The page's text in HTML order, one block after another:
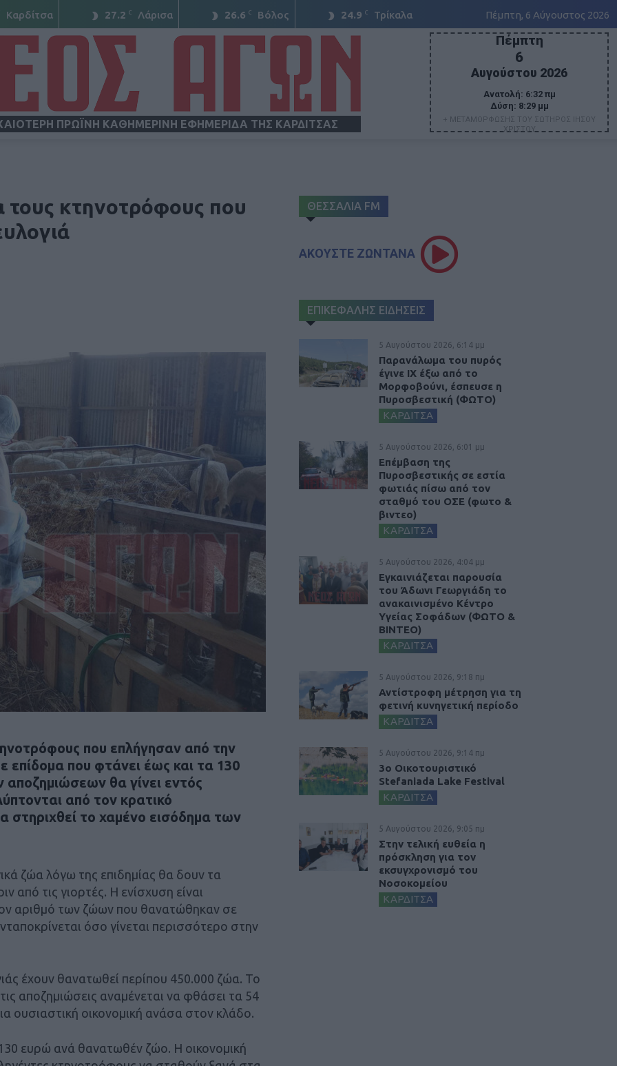
Καρδίτσα 27.2 C Λάρισα 26.6 C Βόλος 24.9 C Τρίκαλα Πέμπτη, 6 Αύγουστος 2026
ΠΡΩΪΝΗ ΚΑΘΗΜΕΡΙΝΗ ΕΦΗΜΕΡΙΔΑ ΤΗΣ ΚΑΡΔΙΤΣΑΣ
Πέμπτη
6
Αυγούστου 2026
Ανατολή: 6:32 πμ
Δύση: 8:29 μμ
+ ΜΕΤΑΜΟΡΦΩΣΗΣ ΤΟΥ ΣΩΤΗΡΟΣ ΙΗΣΟΥ
ΧΡΙΣΤΟΥ
τους κτηνοτρόφους που
που επλήγησαν από την
επίδομα που φτάνει έως και τα 130
θα γίνει εντός
από τον κρατικό
στηριχθεί το χαμένο εισόδημα των
ζώα λόγω της επιδημίας θα δουν τα
από τις γιορτές. Η ενίσχυση είναι
αριθμό των ζώων που θανατώθηκαν σε
όσο γίνεται περισσότερο στην
έχουν θανατωθεί περίπου 450.000 ζώα. Το
αποζημιώσεις αναμένεται να φθάσει τα 54
ουσιαστική οικονομική ανάσα στον κλάδο.
ευρώ ανά θανατωθέν ζώο. Η οικονομική
ΘΕΣΣΑΛΙΑ FM
ΑΚΟΥΣΤΕ ΖΩΝΤΑΝΑ
ΕΠΙΚΕΦΑΛΗΣ ΕΙΔΗΣΕΙΣ
5 Αυγούστου 2026, 6:14 μμ
Παρανάλωμα του πυρός
έγινε ΙΧ έξω από το
Μορφοβούνι, έσπευσε η
Πυροσβεστική (ΦΩΤΟ)
ΚΑΡΔΙΤΣΑ
5 Αυγούστου 2026, 6:01 μμ
Επέμβαση της
Πυροσβεστικής σε εστία
φωτιάς πίσω από τον
σταθμό του ΟΣΕ (φωτο &
βιντεο)
ΚΑΡΔΙΤΣΑ
5 Αυγούστου 2026, 4:04 μμ
Εγκαινιάζεται παρουσία
του Άδωνι Γεωργιάδη το
ανακαινισμένο Κέντρο
Υγείας Σοφάδων (ΦΩΤΟ &
ΒΙΝΤΕΟ)
ΚΑΡΔΙΤΣΑ
5 Αυγούστου 2026, 9:18 πμ
Αντίστροφη μέτρηση για τη
φετινή κυνηγετική περίοδο
ΚΑΡΔΙΤΣΑ
5 Αυγούστου 2026, 9:14 πμ
3ο Οικοτουριστικό
Stefaniada Lake Festival
ΚΑΡΔΙΤΣΑ
5 Αυγούστου 2026, 9:05 πμ
Στην τελική ευθεία η
πρόσκληση για τον
εκσυγχρονισμό του
Νοσοκομείου
ΚΑΡΔΙΤΣΑ